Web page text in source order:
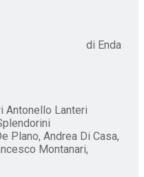
ROJA
Antonello Lanteri
Plano, Andrea Di Casa,
Montanari,